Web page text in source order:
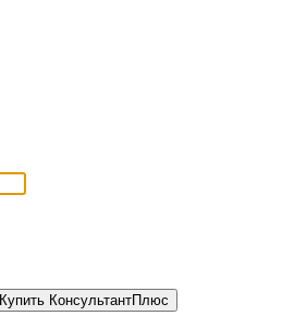
Купить КонсультантПлюс